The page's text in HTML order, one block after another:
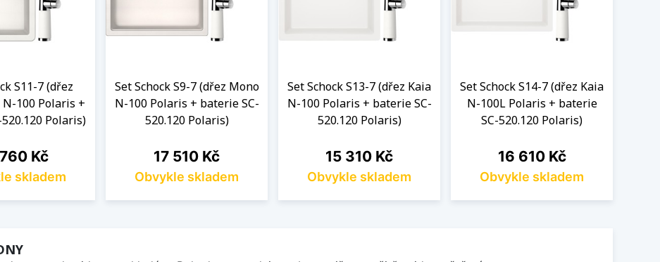
S11-7 (dřez
100 Polaris +
Polaris)
Kč
skladem
Set Schock S9-7 (dřez Mono
N-100 Polaris + baterie SC-
520.120 Polaris)
Cena
17 510 Kč
Obvykle skladem
Set Schock S13-7 (dřez Kaia
N-100 Polaris + baterie SC-
520.120 Polaris)
Cena
15 310 Kč
Obvykle skladem
Set Schock S14-7 (dřez Kaia
N-100L Polaris + baterie
SC-520.120 Polaris)
Cena
16 610 Kč
Obvykle skladem